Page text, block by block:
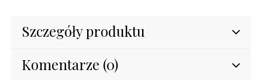
Szczegóły produktu
Komentarze (0)